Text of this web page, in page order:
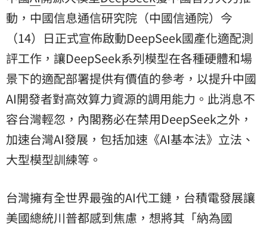
動，中國信息通信研究院（中國信通院）今
（14）日正式宣佈啟動DeepSeek國產化適配測
評工作，讓DeepSeek系列模型在各種硬體和場
景下的適配部署提供有價值的參考，以提升中國
AI開發者對高效算力資源的調用能力。此消息不
容台灣輕忽，內閣務必在禁用DeepSeek之外，
加速台灣AI發展，包括加速《AI基本法》立法、
大型模型訓練等。
台灣擁有全世界最強的AI代工鏈，台積電發展讓
美國總統川普都感到焦慮，想將其「納為國